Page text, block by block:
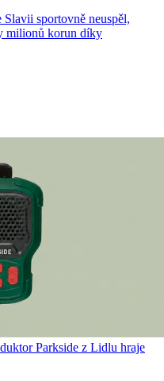
sportovně neuspěl,
milionů korun díky
Parkside z Lidlu hraje